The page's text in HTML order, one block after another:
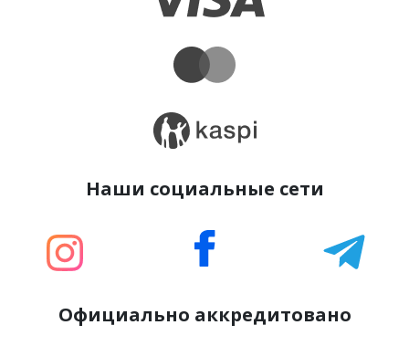
Наши социальные сети
Официально аккредитовано